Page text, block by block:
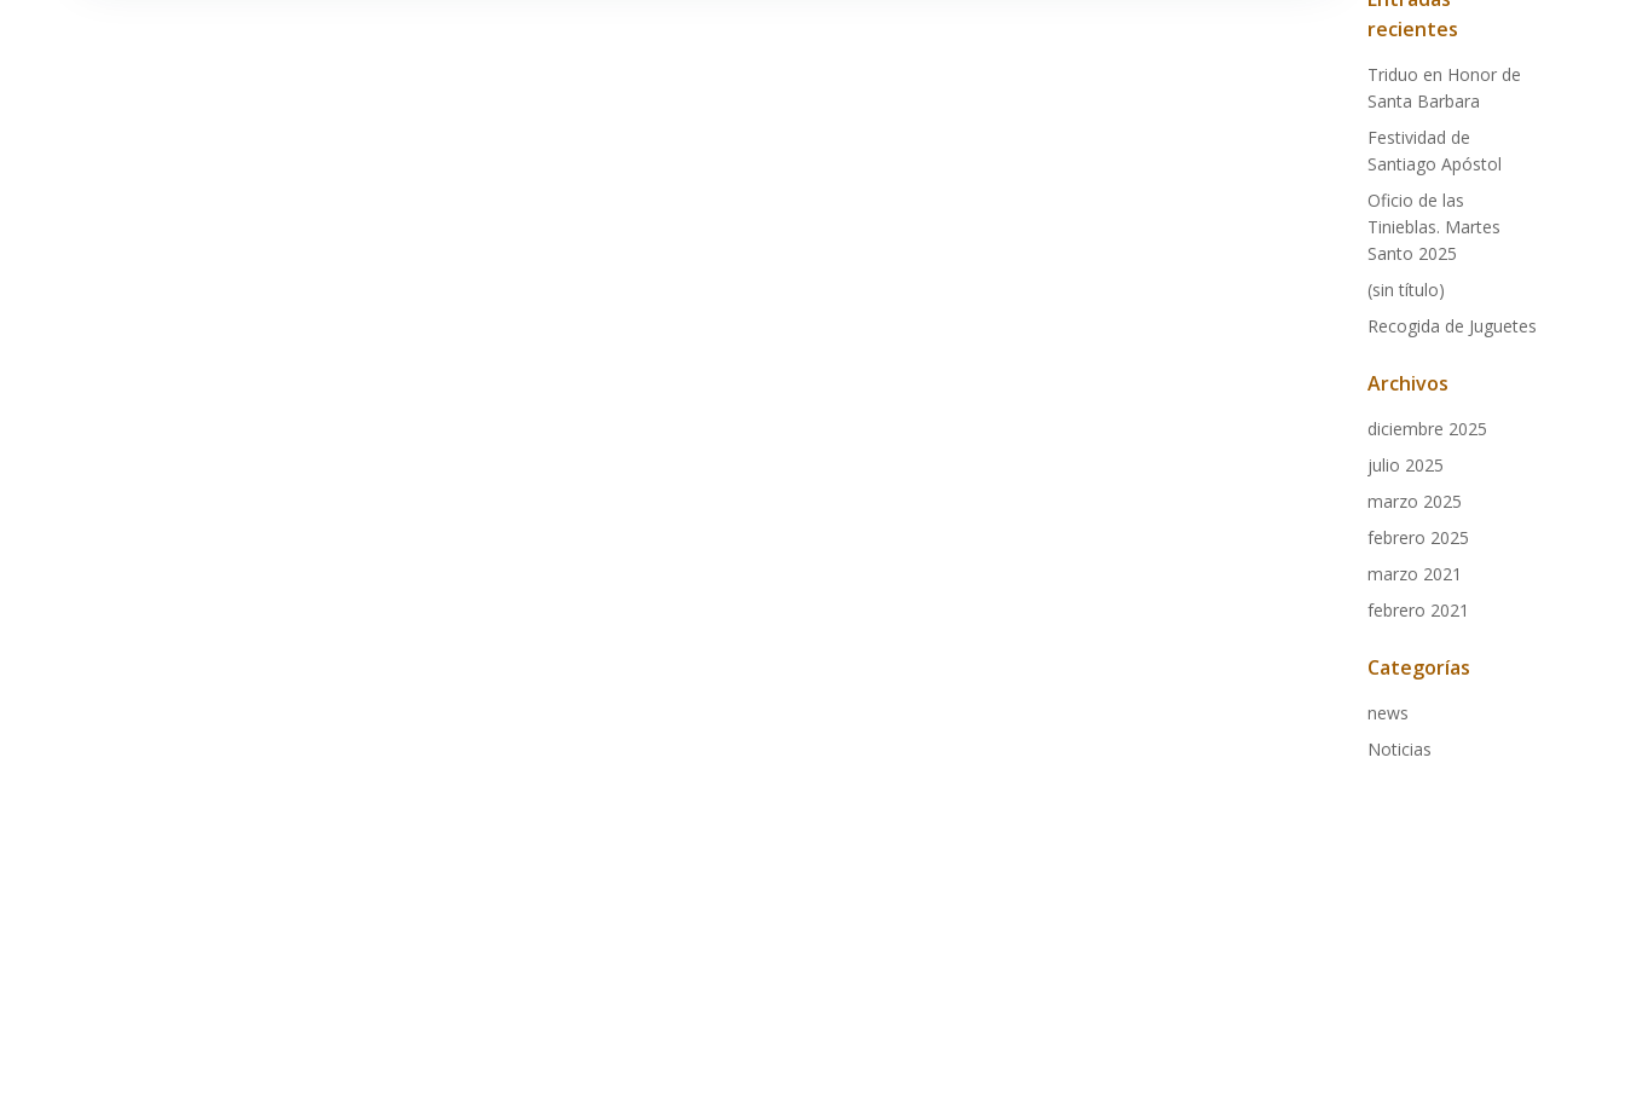
recientes
Triduo en Honor de
Santa Barbara
Festividad de
Santiago Apóstol
Oficio de las
Tinieblas. Martes
Santo 2025
(sin título)
Recogida de Juguetes
Archivos
diciembre 2025
julio 2025
marzo 2025
febrero 2025
marzo 2021
febrero 2021
Categorías
news
Noticias